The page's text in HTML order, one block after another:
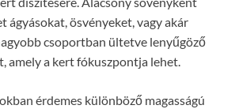
ágyásokat, ösvényeket, vagy akár
csoportban ültetve lenyűgöző
amely a kert fókuszpontja lehet.
érdemes különböző magasságú